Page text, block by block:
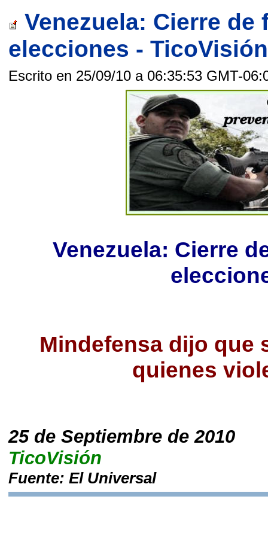
Venezuela: Cierre
elecciones - TicoVisión
Escrito en 25/09/10 a 06:35:53 GMT-
Venezuela: Cierre
Mindefensa dijo que
quienes
25 de Septiembre de 2010
TicoVisión
Fuente: El Universal